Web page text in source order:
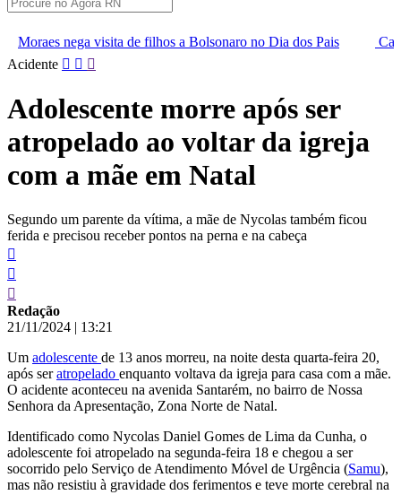
filhos a Bolsonaro no Dia dos Pais
Carga extra de
Pular
conteúdo
Acidente
Adolescente morre após ser
atropelado ao voltar da igreja
com a mãe em Natal
Segundo um parente da vítima, a mãe de Nycolas também ficou
ferida e precisou receber pontos na perna e na cabeça
Redação
21/11/2024 | 13:21
Um adolescente de 13 anos morreu, na noite desta quarta-feira 20,
após seratropelado enquanto voltava da igreja para casa com a mãe.
O acidente aconteceu na avenida Santarém, no bairro de Nossa
Senhora da Apresentação, Zona Norte de Natal.
Identificado como Nycolas Daniel Gomes de Lima da Cunha, o
adolescente foi atropelado na segunda-feira 18 e chegou a ser
socorrido pelo Serviço de Atendimento Móvel de Urgência (Samu),
mas não resistiu à gravidade dos ferimentos e teve morte cerebral na